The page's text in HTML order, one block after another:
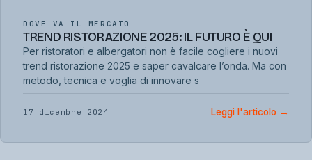
DOVE VA IL MERCATO
TREND RISTORAZIONE 2025: IL FUTURO È QUI
Per ristoratori e albergatori non è facile cogliere i nuovi
trend ristorazione 2025 e saper cavalcare l’onda. Ma con
metodo, tecnica e voglia di innovare s
17 dicembre 2024 Leggi l'articolo →